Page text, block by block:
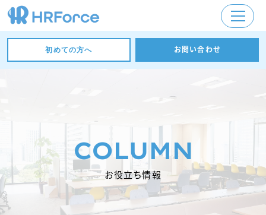
初めての方へ お問い合わせ
COLUMN
お役立ち情報